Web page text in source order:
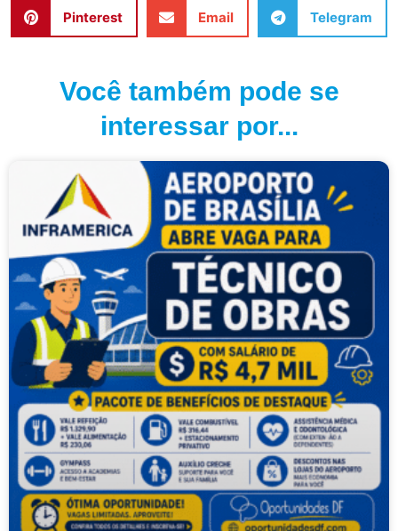
Pinterest Email Telegram
Você também pode se
interessar por...